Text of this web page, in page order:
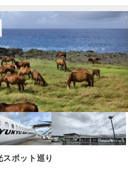
ポット巡り